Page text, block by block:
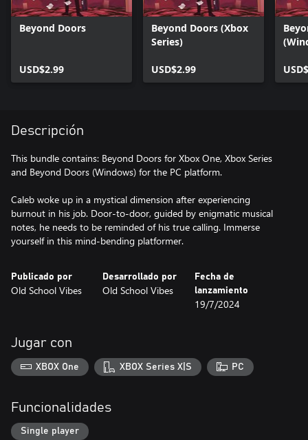
Beyond Doors
USD$2.99
Beyond Doors (Xbox
Series)
USD$2.99
Descripción
This bundle contains: Beyond Doors for Xbox One, Xbox Series
and Beyond Doors (Windows) for the PC platform.
Caleb woke up in a mystical dimension after experiencing
burnout in his job. Door-to-door, guided by enigmatic musical
notes, he needs to be reminded of his true calling. Immerse
yourself in this mind-bending platformer.
Publicado por
Old School Vibes
Desarrollado por
Old School Vibes
Fecha de
lanzamiento
19/7/2024
Jugar con
XBOX One XBOX Series X|S PC
Funcionalidades
Single player